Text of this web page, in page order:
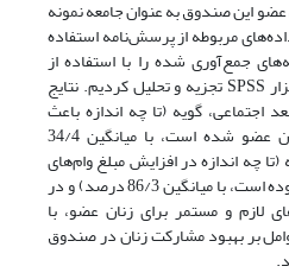
این صندوق به عنوان جامعه نمونه
مربوطه از پرسش‌نامه استفاده
جمع‌آوری شده را با استفاده از
روش T تک نمونه‌ای در نرم افزار SPSS تجزیه و تحلیل کردیم. نتایج
گویه (تا چه اندازه باعث
تقویت حس مشارکت بین زنان عضو شده است، با میانگین 34/4
چه اندازه در افزایش مبلغ وام‌های
اعطا شده به زنان عضو موفق بوده است، با میانگین 86/3 درصد) و در
لازم و مستمر برای زنان عضو، با
عوامل بر بهبود مشارکت زنان در صندوق